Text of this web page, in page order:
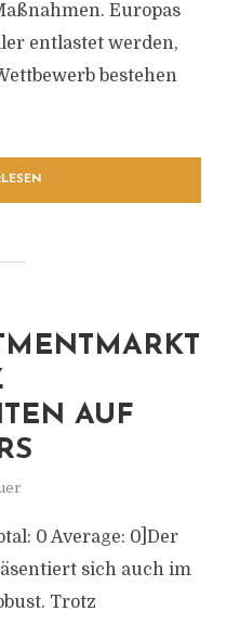
Europas
entlastet werden,
bestehen
AUF
0 Average: 0]Der
sich auch im
Trotz